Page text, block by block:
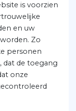
is voorzien
en uw
Zo
personen
dat de toegang
onze